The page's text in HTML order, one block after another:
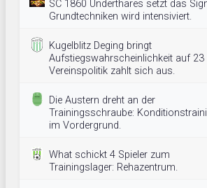
SC 1860 Ünderthares setzt das
Grundtechniken wird intensiviert.
Kugelblitz Deging bringt
Aufstiegswahrscheinlichkeit auf 23
Vereinspolitik zahlt sich aus.
Die Austern dreht an der
Trainingsschraube:
im Vordergrund.
What schickt 4 Spieler zum
Trainingslager: Rehazentrum.